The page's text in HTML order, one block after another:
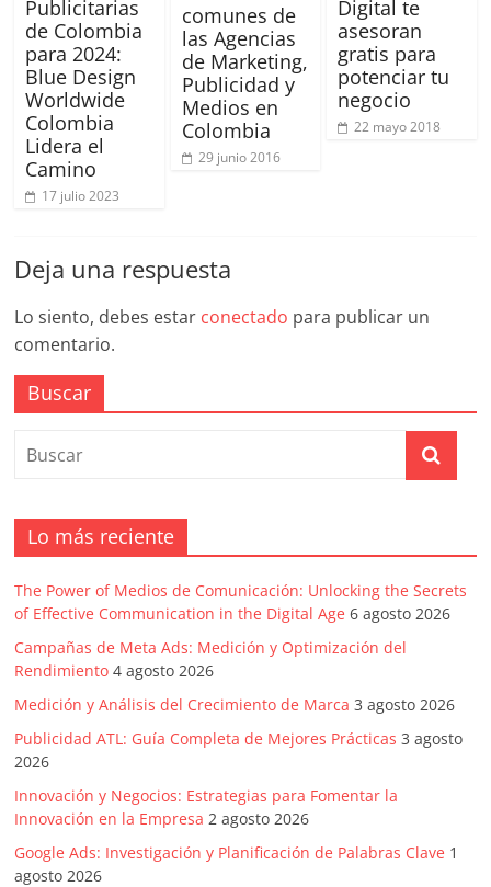
estratégica
versátil
del
Marketing
en
LATAM
social
Mercadeo
Interactivo,
Medios,
Publicidad,
Marketing,
Campañas
Empresas,
Negocios,
Tendencias,
Trendings,
Economía,
Diseño
Web,
Móviles,
Estrategias
Digitales,
Estrategias
Publicitarias,
Alianzas,
Publicitarias
de Colombia
para 2024:
Blue Design
Worldwide
Colombia
Lidera el
Camino
17 julio 2023
comunes de
las Agencias
de Marketing,
Publicidad y
Medios en
Colombia
29 junio 2016
Digital te
asesoran
gratis para
potenciar tu
negocio
22 mayo 2018
Deja una respuesta
Lo siento, debes estar conectado para publicar un
comentario.
Buscar
Lo más reciente
The Power of Medios de Comunicación: Unlocking the Secrets
of Effective Communication in the Digital Age 6 agosto 2026
Campañas de Meta Ads: Medición y Optimización del
Rendimiento 4 agosto 2026
Medición y Análisis del Crecimiento de Marca 3 agosto 2026
Publicidad ATL: Guía Completa de Mejores Prácticas 3 agosto
2026
Innovación y Negocios: Estrategias para Fomentar la
Innovación en la Empresa 2 agosto 2026
Google Ads: Investigación y Planificación de Palabras Clave 1
agosto 2026